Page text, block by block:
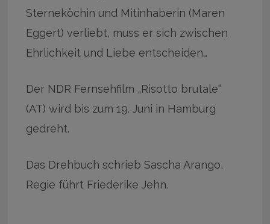
Sterneköchin und Mitinhaberin (Maren
Eggert) verliebt, muss er sich zwischen
Ehrlichkeit und Liebe entscheiden…
Der NDR Fernsehfilm „Risotto brutale“
(AT) wird bis zum 19. Juni in Hamburg
gedreht.
Das Drehbuch schrieb Sascha Arango,
Regie führt Friederike Jehn.